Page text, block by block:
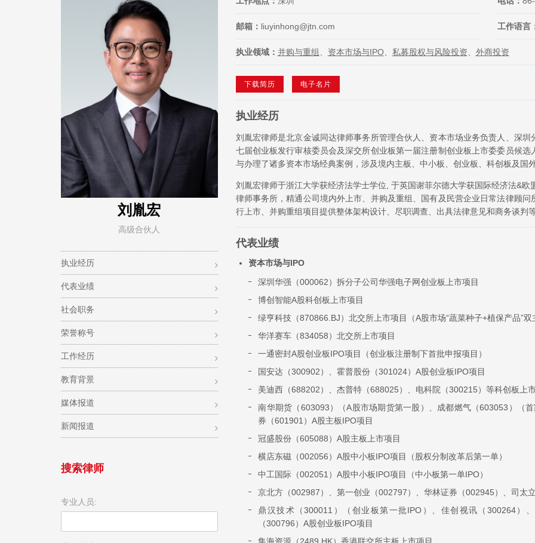
刘胤宏
高级合伙人
执业经历
代表业绩
社会职务
荣誉称号
工作经历
教育背景
媒体报道
新闻报道
搜索律师
专业人员:
邮箱： liuyinhong@jtn.com 工作语言
执业领域： 并购与重组 资本市场与IPO、 私募股权与风险投资 外商投资
下载简历 电子名片
执业经历
刘胤宏律师是北京金诚同达律师事务所管理合伙人、资本市场业务负责人、深
七届创业板发行审核委员会及深交所创业板第一届注册制创业板上市委委员候
与办理了诸多资本市场经典案例，涉及境内主板、中小板、创业板、科创板及国
刘胤宏律师于浙江大学获经济法学士学位, 于英国谢菲尔德大学获国际经济法&
律师事务所，精通公司境内外上市、并购及重组、国有及民营企业日常法律顾
行上市、并购重组项目提供整体架构设计、尽职调查、出具法律意见和商务谈判
代表业绩
资本市场与IPO
深圳华强（000062）拆分子公司华强电子网创业板上市项目
博创智能A股科创板上市项目
绿亨科技（870866.BJ）北交所上市项目（A股市场“蔬菜种子+植保产品”
华洋赛车（834058）北交所上市项目
一通密封A股创业板IPO项目（创业板注册制下首批申报项目）
国安达（300902）、霍普股份（301024）A股创业板IPO项目
美迪西（688202）、杰普特（688025）、电科院（300215）等科创板上
南华期货（603093）（A股市场期货第一股）、成都燃气（603053）（
券（601901）A股主板IPO项目
冠盛股份（605088）A股主板上市项目
横店东磁（002056）A股中小板IPO项目（股权分制改革后第一单）
中工国际（002051）A股中小板IPO项目（中小板第一单IPO）
京北方（002987）、第一创业（002797）、华林证券（002945）、司太
鼎汉技术（300011）（创业板第一批IPO）、佳创视讯（300264）
（300796）A股创业板IPO项目